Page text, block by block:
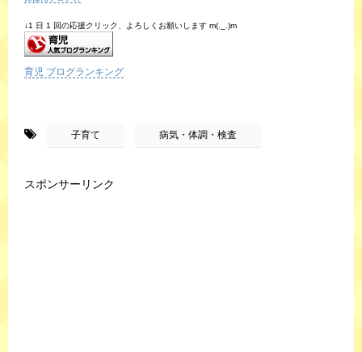
↓1 日 1 回の応援クリック、よろしくお願いします m(._.)m
育児 ブログランキング
子育て 病気・体調・検査
スポンサーリンク